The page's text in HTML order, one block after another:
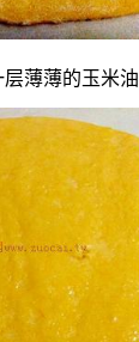
薄薄的玉米油